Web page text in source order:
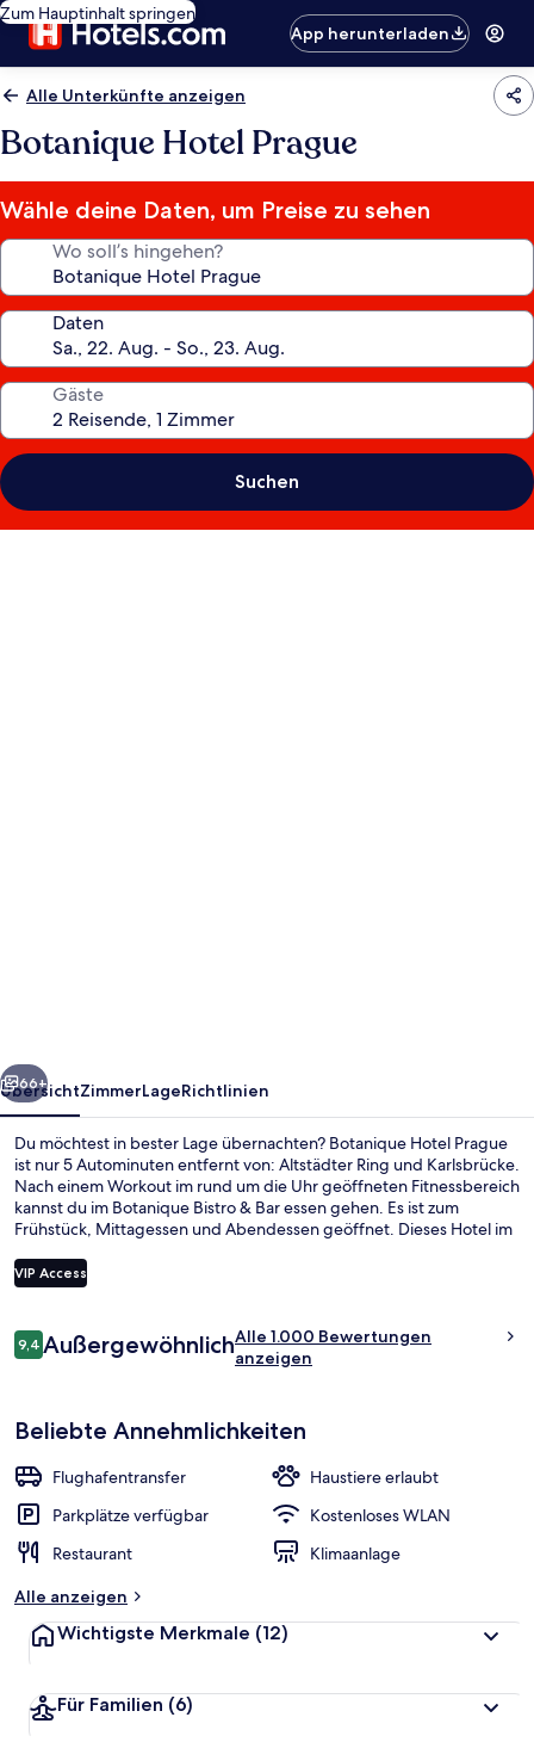
Zum Hauptinhalt springen
App herunterladen
Alle Unterkünfte anzeigen
Botanique Hotel Prague
Wähle deine Daten, um Preise zu sehen
Wo soll’s hingehen?
Daten
Gäste
Suchen
Sitzecke in der Lobby
Weiter
66+
ÜbersichtZimmerLageRichtlinien
Du möchtest in bester Lage übernachten? Botanique Hotel Prague
ist nur 5 Autominuten entfernt von: Altstädter Ring und Karlsbrücke.
Nach einem Workout im rund um die Uhr geöffneten Fitnessbereich
kannst du im Botanique Bistro & Bar essen gehen. Es ist zum
Frühstück, Mittagessen und Abendessen geöffnet. Dieses Hotel im
Bikes. Andere Reisende schätzen die fußläufige Entfernung zu den
öffentlichen Verkehrsmitteln: Zur Haltestelle Florenc sind es nur
Gehminuten.
VIP Access
Bewertungen
9,49,4 von 10.
AußergewöhnlichAlle 1.000 Bewertungen
anzeigen
Beliebte Annehmlichkeiten
Flughafentransfer
Haustiere erlaubt
Parkplätze verfügbar
Kostenloses WLAN
Restaurant
Klimaanlage
Alle anzeigen
Wichtigste Merkmale (12)
Für Familien (6)